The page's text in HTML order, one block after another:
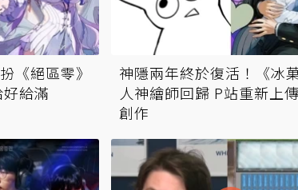
《絕區零》
給滿
神隱兩年終於復活！《冰
人神繪師回歸 P站重新上
創作